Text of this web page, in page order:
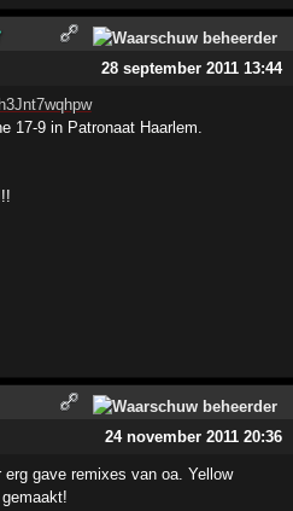
28 september 2011 13:44
17-9 in Patronaat Haarlem.
24 november 2011 20:36
gave remixes van oa. Yellow